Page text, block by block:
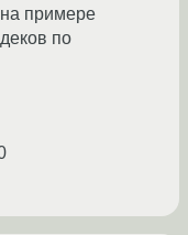
примере
по